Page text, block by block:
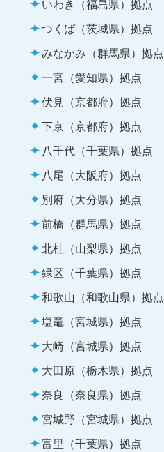
いわき（福島県）拠点
つくば（茨城県）拠点
みなかみ（群馬県）拠点
一宮（愛知県）拠点
伏見（京都府）拠点
下京（京都府）拠点
八千代（千葉県）拠点
八尾（大阪府）拠点
別府（大分県）拠点
前橋（群馬県）拠点
北杜（山梨県）拠点
緑区（千葉県）拠点
和歌山（和歌山県）拠点
塩竈（宮城県）拠点
大崎（宮城県）拠点
大田原（栃木県）拠点
奈良（奈良県）拠点
宮城野（宮城県）拠点
富里（千葉県）拠点